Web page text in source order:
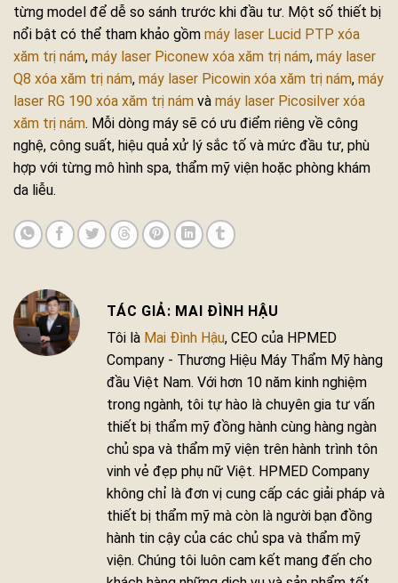
từng model để dễ so sánh trước khi đầu tư. Một số thiết bị
nổi bật có thể tham khảo gồm máy laser Lucid PTP xóa
xăm trị nám, máy laser Piconew xóa xăm trị nám, máy laser
Q8 xóa xăm trị nám, máy laser Picowin xóa xăm trị nám, máy
laser RG 190 xóa xăm trị nám và máy laser Picosilver xóa
xăm trị nám. Mỗi dòng máy sẽ có ưu điểm riêng về công
nghệ, công suất, hiệu quả xử lý sắc tố và mức đầu tư, phù
hợp với từng mô hình spa, thẩm mỹ viện hoặc phòng khám
da liễu.
MAI ĐÌNH HẬU
Tôi là Mai Đình Hậu, CEO của HPMED
Company - Thương Hiệu Máy Thẩm Mỹ hàng
đầu Việt Nam. Với hơn 10 năm kinh nghiệm
trong ngành, tôi tự hào là chuyên gia tư vấn
thiết bị thẩm mỹ đồng hành cùng hàng ngàn
chủ spa và thẩm mỹ viện trên hành trình tôn
vinh vẻ đẹp phụ nữ Việt. HPMED Company
không chỉ là đơn vị cung cấp các giải pháp và
thiết bị thẩm mỹ mà còn là người bạn đồng
hành tin cậy của các chủ spa và thẩm mỹ
viện. Chúng tôi luôn cam kết mang đến cho